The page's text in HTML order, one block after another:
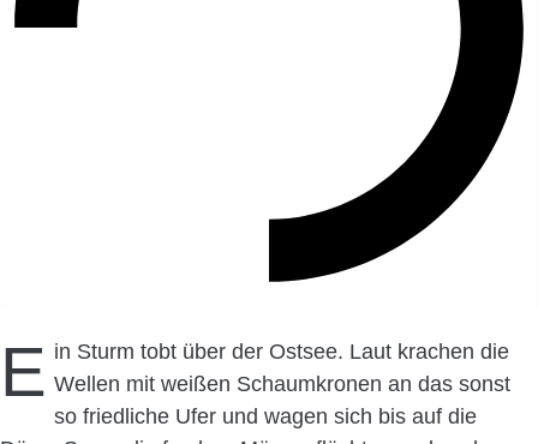
E in Sturm tobt über der Ostsee. Laut krachen die
Wellen mit weißen Schaumkronen an das sonst
so friedliche Ufer und wagen sich bis auf die